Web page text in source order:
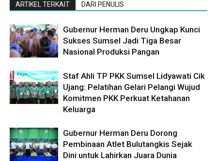
ARTIKEL TERKAIT DARI PENULIS
Gubernur Herman Deru Ungkap Kunci
Sukses Sumsel Jadi Tiga Besar
Nasional Produksi Pangan
Staf Ahli TP PKK Sumsel Lidyawati Cik
Ujang: Pelatihan Gelari Pelangi Wujud
Komitmen PKK Perkuat Ketahanan
Keluarga
Gubernur Herman Deru Dorong
Pembinaan Atlet Bulutangkis Sejak
Dini untuk Lahirkan Juara Dunia